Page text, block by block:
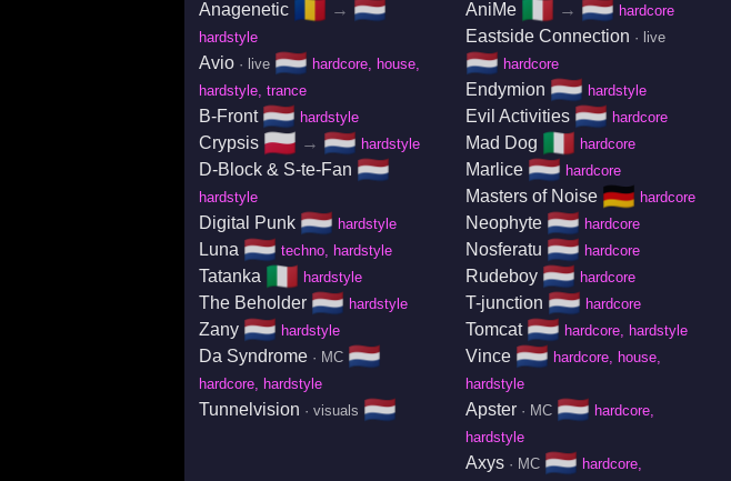
Anagenetic 🇷🇴 → 🇳🇱
hardstyle
Avio· live 🇳🇱 hardcore, house,
hardstyle, trance
B-Front 🇳🇱 hardstyle
Crypsis 🇵🇱 → 🇳🇱 hardstyle
D-Block & S-te-Fan 🇳🇱
hardstyle
Digital Punk 🇳🇱 hardstyle
Luna 🇳🇱 techno, hardstyle
Tatanka 🇮🇹 hardstyle
The Beholder 🇳🇱 hardstyle
Zany 🇳🇱 hardstyle
Da Syndrome· MC 🇳🇱
hardcore, hardstyle
Tunnelvision · visuals 🇳🇱
AniMe 🇮🇹 → 🇳🇱 hardcore
Eastside Connection · live
🇳🇱 hardcore
Endymion 🇳🇱 hardstyle
Evil Activities 🇳🇱 hardcore
Mad Dog 🇮🇹 hardcore
Marlice 🇳🇱 hardcore
Masters of Noise 🇩🇪 hardcore
Neophyte 🇳🇱 hardcore
Nosferatu 🇳🇱 hardcore
Rudeboy 🇳🇱 hardcore
T-junction 🇳🇱 hardcore
Tomcat 🇳🇱 hardcore, hardstyle
Vince 🇳🇱 hardcore, house,
hardstyle
Apster· MC 🇳🇱 hardcore,
hardstyle
Axys· MC 🇳🇱 hardcore,